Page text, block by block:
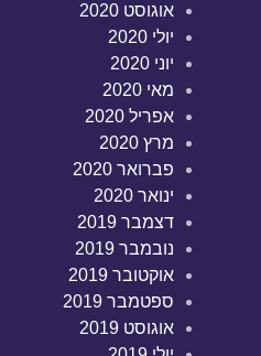
אוגוסט 2020
יולי 2020
יוני 2020
מאי 2020
אפריל 2020
מרץ 2020
פברואר 2020
ינואר 2020
דצמבר 2019
נובמבר 2019
אוקטובר 2019
ספטמבר 2019
אוגוסט 2019